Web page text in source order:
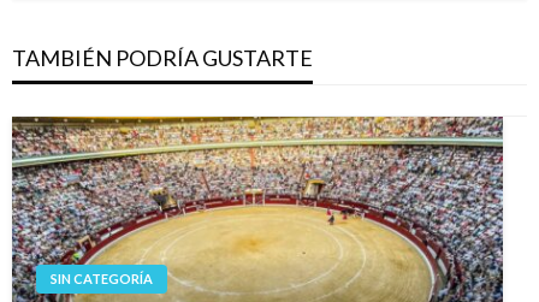
TAMBIÉN PODRÍA GUSTARTE
SIN CATEGORÍA